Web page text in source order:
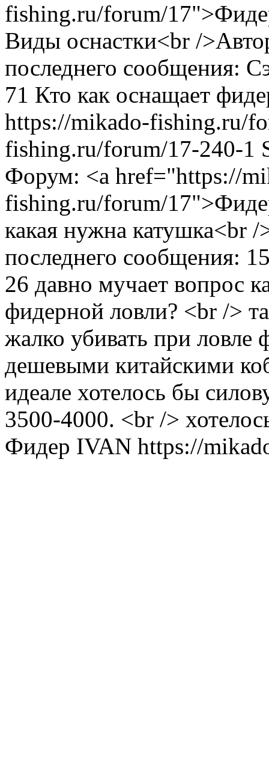
fishing.ru/forum/
Виды оснастки<br /
последнего сообщения:
71 Кто как оснащает
https://mikado-fishing.ru/
fishing.ru/forum/17-240-1
Форум: <a href="https://
fishing.ru/forum/
какая нужна катушка<br
последнего сообщения:
26 давно мучает вопрос
фидерной ловли? <br />
жалко убивать при ловле
дешевыми китайскими
идеале хотелось бы
3500-4000. <br />
Фидер IVAN https://